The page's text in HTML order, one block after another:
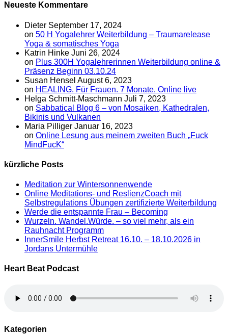
Neueste Kommentare
Dieter September 17, 2024
on 50 H Yogalehrer Weiterbildung – Traumarelease
Yoga & somatisches Yoga
Katrin Hinke Juni 26, 2024
on Plus 300H Yogalehrerinnen Weiterbildung online &
Präsenz Beginn 03.10.24
Susan Hensel August 6, 2023
on HEALING. Für Frauen. 7 Monate. Online live
Helga Schmitt-Maschmann Juli 7, 2023
on Sabbatical Blog 6 – von Mosaiken, Kathedralen,
Bikinis und Vulkanen
Maria Pilliger Januar 16, 2023
on Online Lesung aus meinem zweiten Buch „Fuck
MindFucK“
kürzliche Posts
Meditation zur Wintersonnenwende
Online Meditations- und ReslienzCoach mit
Selbstregulations Übungen zertifizierte Weiterbildung
Werde die entspannte Frau – Becoming
Wurzeln. Wandel.Würde. – so viel mehr, als ein
Rauhnacht Programm
InnerSmile Herbst Retreat 16.10. – 18.10.2026 in
Jordans Untermühle
Heart Beat Podcast
Kategorien